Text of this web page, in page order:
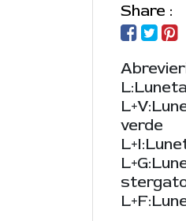
Share :
verde